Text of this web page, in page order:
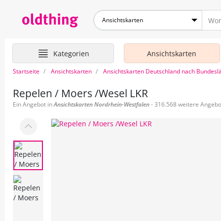
Ansichtskarten
Kategorien Ansichtskarten
Startseite Ansichtskarten Ansichtskarten Deutschland nach
Repelen / Moers /Wesel LKR
Ein Angebot inAnsichtskartenNordrhein-Westfalen- 316.568 weitere